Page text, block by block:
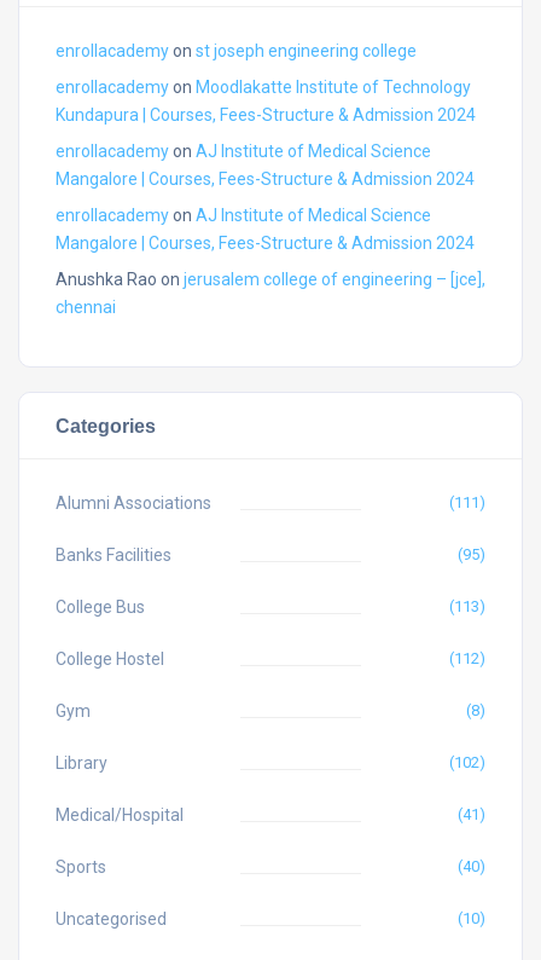
enrollacademyon st joseph engineering college
enrollacademyon Moodlakatte Institute of Technology
Kundapura | Courses, Fees-Structure & Admission 2024
enrollacademyon AJ Institute of Medical Science
Mangalore | Courses, Fees-Structure & Admission 2024
enrollacademyon AJ Institute of Medical Science
Mangalore | Courses, Fees-Structure & Admission 2024
Anushka Rao on jerusalem college of engineering – [jce],
chennai
Categories
Alumni Associations (111)
Banks Facilities (95)
College Bus (113)
College Hostel (112)
Gym (8)
Library (102)
Medical/Hospital (41)
Sports (40)
Uncategorised (10)